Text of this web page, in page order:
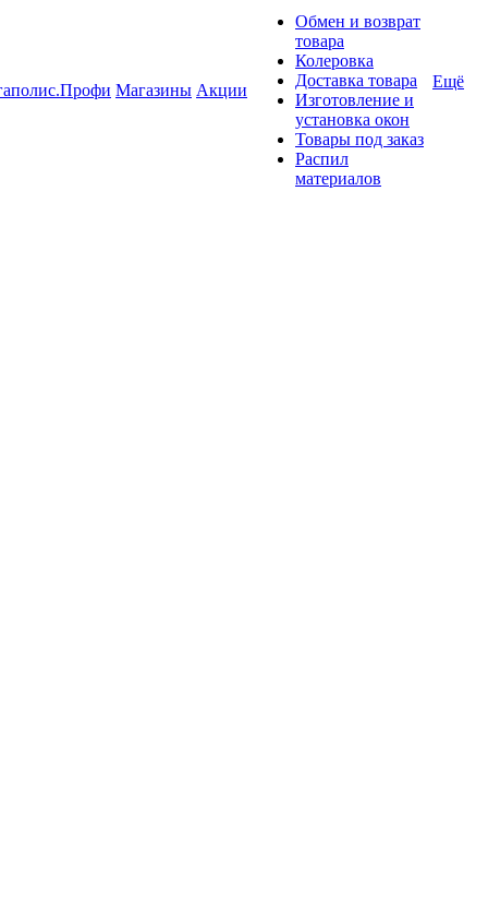
Магазины Акции
Обмен и возврат
товара
Колеровка
Доставка товара
Изготовление и
установка окон
Товары под заказ
Распил
материалов
Ещё